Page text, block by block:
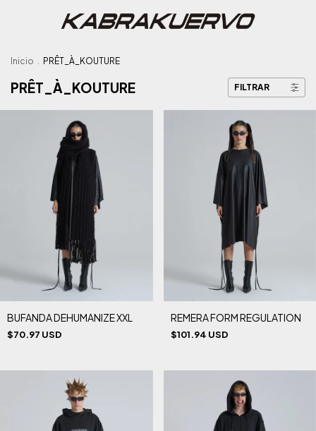
Inicio . PRÊT_À_KOUTURE
PRÊT_À_KOUTURE FILTRAR
BUFANDA DEHUMANIZE XXL
$70.97 USD
REMERA FORM REGULATION
$101.94 USD